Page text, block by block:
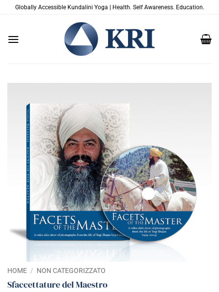
SaltaGlobally Accessible Kundalini Yoga | Health. Self Awareness. Education.
HOME / NON CATEGORIZZATO
Sfaccettature del Maestro